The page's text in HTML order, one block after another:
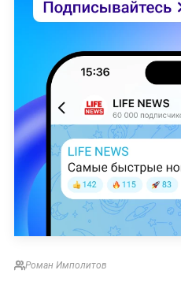
Роман Имполитов